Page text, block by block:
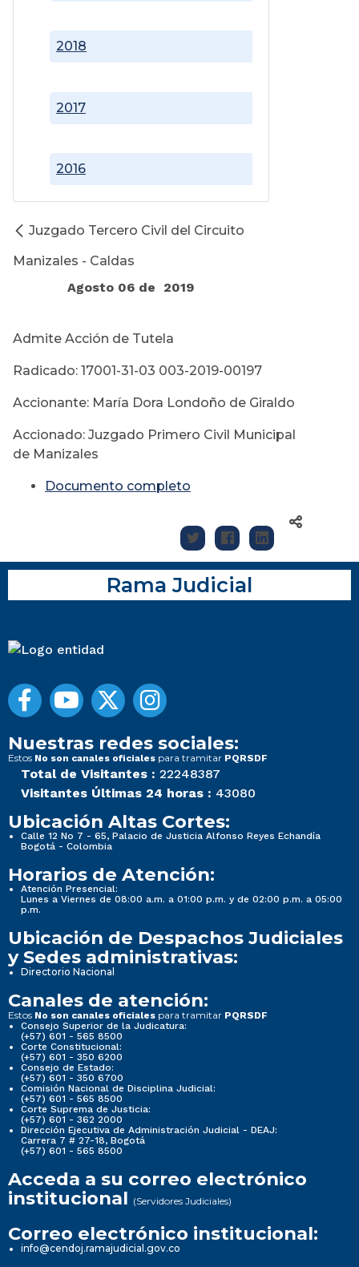
2016
2017
2018
Juzgado Tercero Civil del Circuito
Manizales - Caldas
Agosto 06 de 2019
Admite Acción de Tutela
Radicado: 17001-31-03 003-2019-00197
Accionante: María Dora Londoño de Giraldo
Accionado: Juzgado Primero Civil Municipal
de Manizales
Documento completo
Rama Judicial
Nuestras redes sociales:
Estos No son canales oficiales para tramitar PQRSDF
Total de Visitantes : 22248387
Visitantes Últimas 24 horas : 43080
Ubicación Altas Cortes:
Calle 12 No 7 - 65, Palacio de Justicia Alfonso Reyes Echandía
Bogotá - Colombia
Horarios de Atención:
Atención Presencial:
Lunes a Viernes de 08:00 a.m. a 01:00 p.m. y de 02:00 p.m. a 05:00
p.m.
Ubicación de Despachos Judiciales
y Sedes administrativas:
Directorio Nacional
Canales de atención:
Estos No son canales oficiales para tramitar PQRSDF
Consejo Superior de la Judicatura:
(+57) 601 - 565 8500
Corte Constitucional:
(+57) 601 - 350 6200
Consejo de Estado:
(+57) 601 - 350 6700
Comisión Nacional de Disciplina Judicial:
(+57) 601 - 565 8500
Corte Suprema de Justicia:
(+57) 601 - 362 2000
Dirección Ejecutiva de Administración Judicial - DEAJ:
Carrera 7 # 27-18, Bogotá
(+57) 601 - 565 8500
Acceda a su correo electrónico
institucional (Servidores Judiciales)
Correo electrónico institucional:
info@cendoj.ramajudicial.gov.co